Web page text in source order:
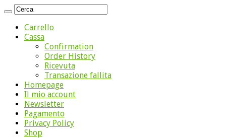
Carrello
Cassa
Confirmation
Order History
Ricevuta
Transazione fallita
Homepage
Il mio account
Newsletter
Pagamento
Privacy Policy
Shop